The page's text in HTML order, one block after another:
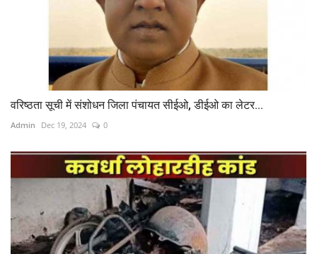
वरिष्ठता सूची में संशोधन जिला पंचायत सीईओ, डीईओ का लेटर...
Admin Dec 19, 2024 0